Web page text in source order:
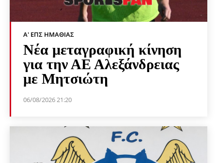
Α' ΕΠΣ ΗΜΑΘΊΑΣ
Νέα μεταγραφική κίνηση
για την ΑΕ Αλεξάνδρειας
με Μητσιώτη
06/08/2026 21:20